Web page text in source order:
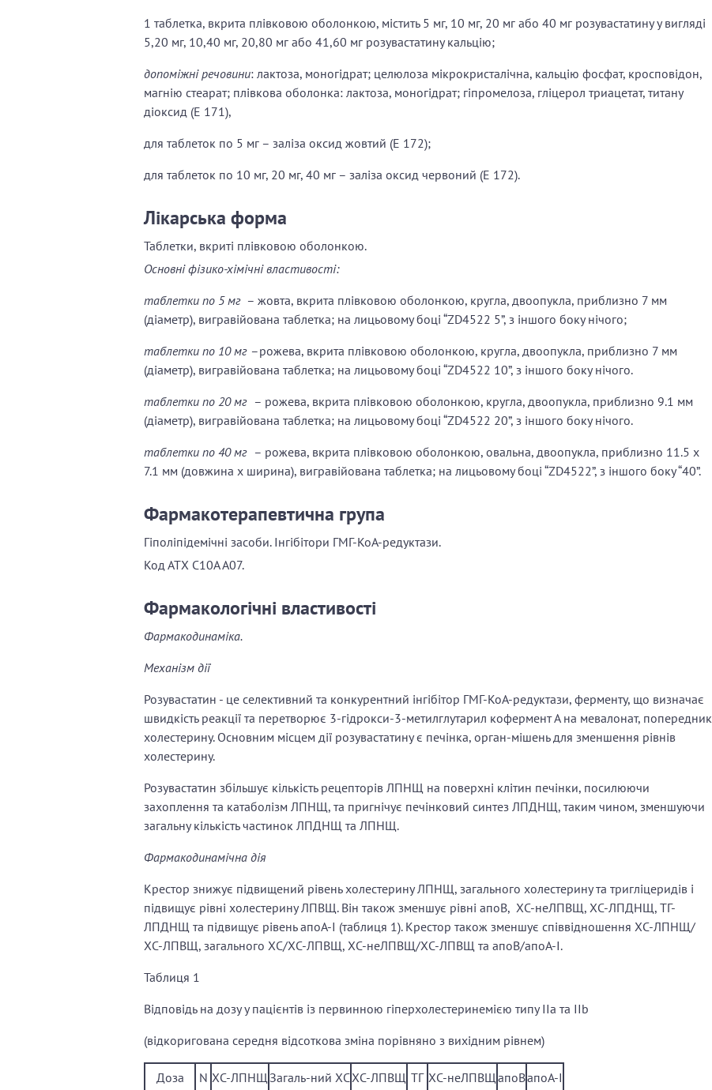
1 таблетка, вкрита плівковою оболонкою, містить 5 мг, 10 мг, 20 мг або 40 мг розувастатину у вигляді
5,20 мг, 10,40 мг, 20,80 мг або 41,60 мг розувастатину кальцію;
допоміжні речовини: лактоза, моногідрат; целюлоза мікрокристалічна, кальцію фосфат, кросповідон,
магнію стеарат; плівкова оболонка: лактоза, моногідрат; гіпромелоза, гліцерол триацетат, титану
діоксид (Е 171),
для таблеток по 5 мг – заліза оксид жовтий (Е 172);
для таблеток по 10 мг, 20 мг, 40 мг – заліза оксид червоний (E 172).
Лікарська форма
Таблетки, вкриті плівковою оболонкою.
Основні фізико-хімічні властивості:
таблетки по 5 мг – жовта, вкрита плівковою оболонкою, кругла, двоопукла, приблизно 7 мм
(діаметр), вигравійована таблетка; на лицьовому боці “ZD4522 5”, з іншого боку нічого;
таблетки по 10 мг –рожева, вкрита плівковою оболонкою, кругла, двоопукла, приблизно 7 мм
(діаметр), вигравійована таблетка; на лицьовому боці “ZD4522 10”, з іншого боку нічого.
таблетки по 20 мг – рожева, вкрита плівковою оболонкою, кругла, двоопукла, приблизно 9.1 мм
(діаметр), вигравійована таблетка; на лицьовому боці “ZD4522 20”, з іншого боку нічого.
таблетки по 40 мг – рожева, вкрита плівковою оболонкою, овальна, двоопукла, приблизно 11.5 х
7.1 мм (довжина х ширина), вигравійована таблетка; на лицьовому боці “ZD4522”, з іншого боку “40”.
Фармакотерапевтична група
Гіполіпідемічні засоби. Інгібітори ГМГ-КоА-редуктази.
Код АТХ С10А А07.
Фармакологічні властивості
Фармакодинаміка.
Механізм дії
Розувастатин - це селективний та конкурентний інгібітор ГМГ-КоА-редуктази, ферменту, що визначає
швидкість реакції та перетворює 3-гідрокси-3-метилглутарил кофермент А на мевалонат, попередник
холестерину. Основним місцем дії розувастатину є печінка, орган-мішень для зменшення рівнів
холестерину.
Розувастатин збільшує кількість рецепторів ЛПНЩ на поверхні клітин печінки, посилюючи
захоплення та катаболізм ЛПНЩ, та пригнічує печінковий синтез ЛПДНЩ, таким чином, зменшуючи
загальну кількість частинок ЛПДНЩ та ЛПНЩ.
Фармакодинамічна дія
Крестор знижує підвищений рівень холестерину ЛПНЩ, загального холестерину та тригліцеридів і
підвищує рівні холестерину ЛПВЩ. Він також зменшує рівні апоВ, ХС-неЛПВЩ, ХС-ЛПДНЩ, ТГ-
ЛПДНЩ та підвищує рівень апоА-І (таблиця 1). Крестор також зменшує співвідношення ХС-ЛПНЩ/
ХС-ЛПВЩ, загального ХС/ХС-ЛПВЩ, ХС-неЛПВЩ/ХС-ЛПВЩ та апоВ/апоА-І.
Таблиця 1
Відповідь на дозу у пацієнтів із первинною гіперхолестеринемією типу IIa та IІb
(відкоригована середня відсоткова зміна порівняно з вихідним рівнем)
Доза N ХС-ЛПНЩ Загаль-ний ХСХС-ЛПВЩ ТГ ХС-неЛПВЩ апоВапоA-I